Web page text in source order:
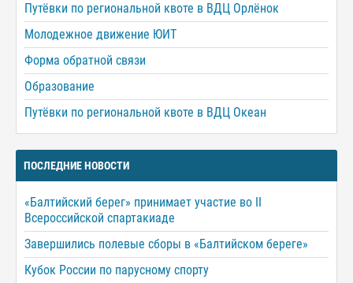
Путёвки по региональной квоте в ВДЦ Орлёнок
Молодежное движение ЮИТ
Форма обратной связи
Образование
Путёвки по региональной квоте в ВДЦ Океан
ПОСЛЕДНИЕ НОВОСТИ
«Балтийский берег» принимает участие во II
Всероссийской спартакиаде
Завершились полевые сборы в «Балтийском береге»
Кубок России по парусному спорту